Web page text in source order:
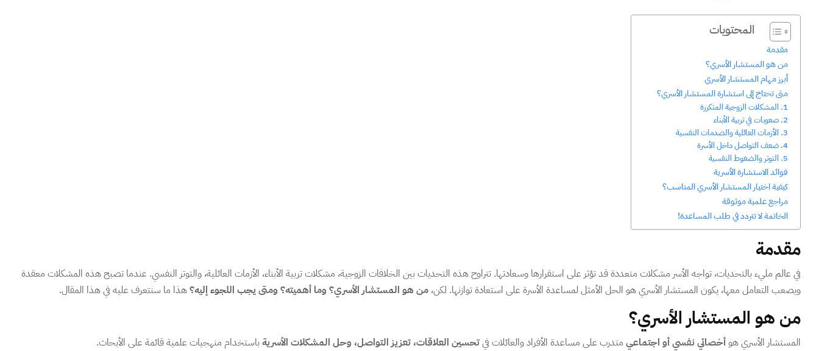
المحتويات
مقدمة
من هو المستشار الأسري؟
أبرز مهام المستشار الأسري
متى تحتاج إلى استشارة المستشار الأسري؟
1. المشكلات الزوجية المتكررة
2. صعوبات في تربية الأبناء
3. الأزمات العائلية والصدمات النفسية
4. ضعف التواصل داخل الأسرة
5. التوتر والضغوط النفسية
فوائد الاستشارة الأسرية
كيفية اختيار المستشار الأسري المناسب؟
مراجع علمية موثوقة
الخاتمة لا تتردد في طلب المساعدة!
مقدمة
في عالم مليء بالتحديات، تواجه الأسر مشكلات متعددة قد تؤثر على استقرارها وسعادتها. تتراوح هذه التحديات بين الخلافات الزوجية، مشكلات تربية الأبناء، الأزمات العائلية، والتوتر النفسي. عندما تصبح هذه المشكلات معقدة
ويصعب التعامل معها، يكون المستشار الأسري هو الحل الأمثل لمساعدة الأسرة على استعادة توازنها. لكن، من هو المستشار الأسري؟ وما أهميته؟ ومتى يجب اللجوء إليه؟هذا ما سنتعرف عليه في هذا المقال.
من هو المستشار الأسري؟
المستشار الأسري هوأخصائي نفسي أو اجتماعي متدرب على مساعدة الأفراد والعائلات فيتحسين العلاقات، تعزيز التواصل، وحل المشكلات الأسريةباستخدام منهجيات علمية قائمة على الأبحاث.